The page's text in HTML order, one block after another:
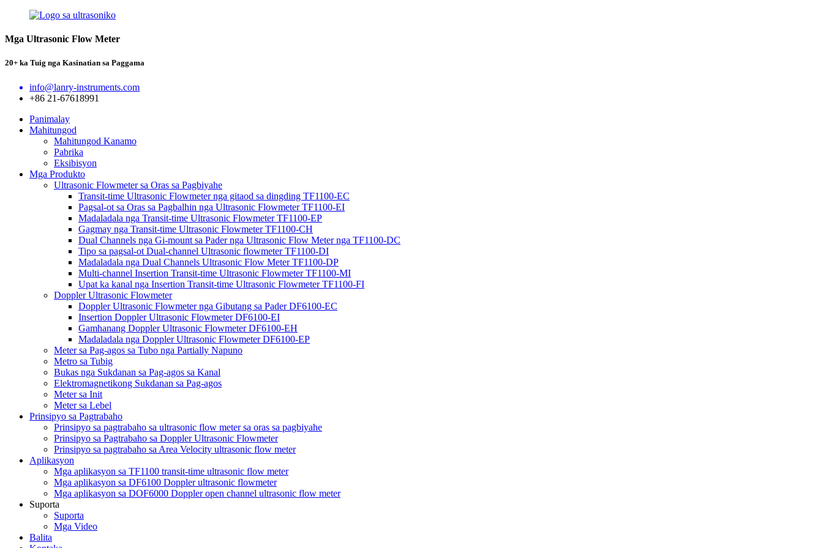
Mga Ultrasonic Flow Meter
20+ ka Tuig nga Kasinatian sa Paggama
info@lanry-instruments.com
+86 21-67618991
Panimalay
Mahitungod
Mahitungod Kanamo
Pabrika
Eksibisyon
Mga Produkto
Ultrasonic Flowmeter sa Oras sa Pagbiyahe
Transit-time Ultrasonic Flowmeter nga gitaod sa dingding TF1100-EC
Pagsal-ot sa Oras sa Pagbalhin nga Ultrasonic Flowmeter TF1100-EI
Madaladala nga Transit-time Ultrasonic Flowmeter TF1100-EP
Gagmay nga Transit-time Ultrasonic Flowmeter TF1100-CH
Dual Channels nga Gi-mount sa Pader nga Ultrasonic Flow Meter nga TF1100-DC
Tipo sa pagsal-ot Dual-channel Ultrasonic flowmeter TF1100-DI
Madaladala nga Dual Channels Ultrasonic Flow Meter TF1100-DP
Multi-channel Insertion Transit-time Ultrasonic Flowmeter TF1100-MI
Upat ka kanal nga Insertion Transit-time Ultrasonic Flowmeter TF1100-FI
Doppler Ultrasonic Flowmeter
Doppler Ultrasonic Flowmeter nga Gibutang sa Pader DF6100-EC
Insertion Doppler Ultrasonic Flowmeter DF6100-EI
Gamhanang Doppler Ultrasonic Flowmeter DF6100-EH
Madaladala nga Doppler Ultrasonic Flowmeter DF6100-EP
Meter sa Pag-agos sa Tubo nga Partially Napuno
Metro sa Tubig
Bukas nga Sukdanan sa Pag-agos sa Kanal
Elektromagnetikong Sukdanan sa Pag-agos
Meter sa Init
Meter sa Lebel
Prinsipyo sa Pagtrabaho
Prinsipyo sa pagtrabaho sa ultrasonic flow meter sa oras sa pagbiyahe
Prinsipyo sa Pagtrabaho sa Doppler Ultrasonic Flowmeter
Prinsipyo sa pagtrabaho sa Area Velocity ultrasonic flow meter
Aplikasyon
Mga aplikasyon sa TF1100 transit-time ultrasonic flow meter
Mga aplikasyon sa DF6100 Doppler ultrasonic flowmeter
Mga aplikasyon sa DOF6000 Doppler open channel ultrasonic flow meter
Suporta
Suporta
Mga Video
Balita